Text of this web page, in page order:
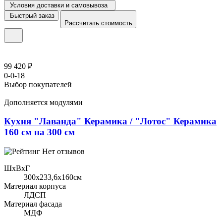
Условия доставки и самовывоза
Быстрый заказ
Рассчитать стоимость
99 420 ₽
0-0-18
Выбор покупателей
Дополняется модулями
Кухня "Лаванда" Керамика / "Лотос" Керамика
160 см на 300 см
Нет отзывов
ШхВхГ
300x233,6х160см
Материал корпуса
ЛДСП
Материал фасада
МДФ